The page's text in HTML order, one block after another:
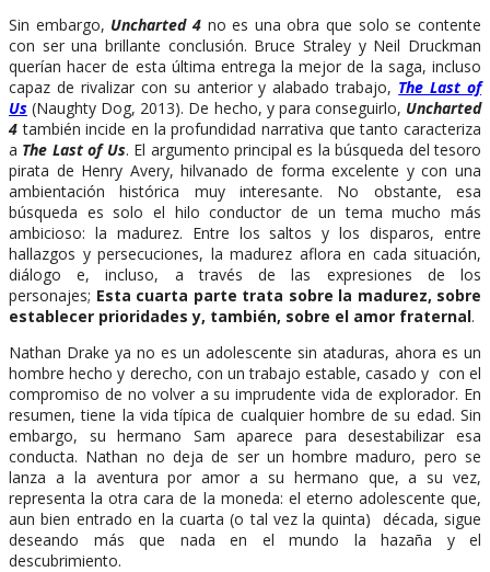
Sin embargo, Uncharted 4no es una obra que solo se contente
con ser una brillante conclusión. Bruce Straley y Neil Druckman
querían hacer de esta última entrega la mejor de la saga, incluso
capaz de rivalizar con su anterior y alabado trabajo, The Last of
Us (Naughty Dog, 2013). De hecho, y para conseguirlo, Uncharted
4 también incide en la profundidad narrativa que tanto caracteriza
a The Last of Us. El argumento principal es la búsqueda del tesoro
pirata de Henry Avery, hilvanado de forma excelente y con una
ambientación histórica muy interesante. No obstante, esa
búsqueda es solo el hilo conductor de un tema mucho más
ambicioso: la madurez. Entre los saltos y los disparos, entre
hallazgos y persecuciones, la madurez aflora en cada situación,
diálogo e, incluso, a través de las expresiones de los
personajes; Esta cuarta parte trata sobre la madurez, sobre
establecer prioridades y, también, sobre el amor fraternal.
Nathan Drake ya no es un adolescente sin ataduras, ahora es un
hombre hecho y derecho, con un trabajo estable, casado y con el
compromiso de no volver a su imprudente vida de explorador. En
resumen, tiene la vida típica de cualquier hombre de su edad. Sin
embargo, su hermano Sam aparece para desestabilizar esa
conducta. Nathan no deja de ser un hombre maduro, pero se
lanza a la aventura por amor a su hermano que, a su vez,
representa la otra cara de la moneda: el eterno adolescente que,
aun bien entrado en la cuarta (o tal vez la quinta) década, sigue
deseando más que nada en el mundo la hazaña y el
descubrimiento.